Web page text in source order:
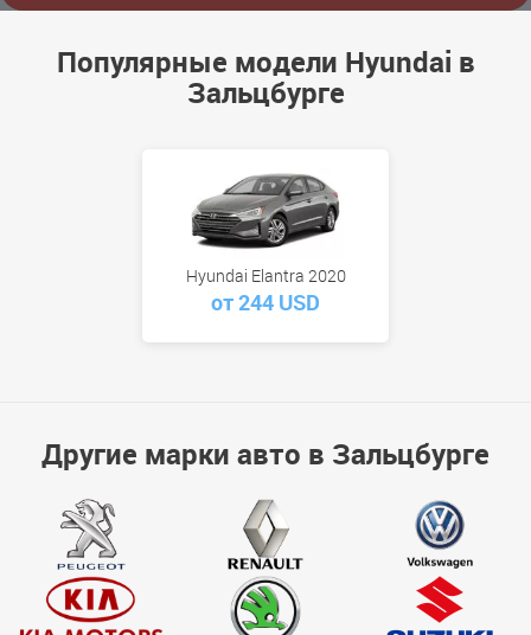
Популярные модели Hyundai в
Зальцбурге
Hyundai Elantra 2020
от 244 USD
Другие марки авто в Зальцбурге